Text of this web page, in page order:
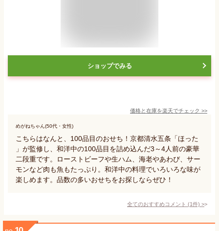
ショップでみる
価格と在庫を楽天でチェック >>
めがねちゃん(50代・女性)
こちらはなんと、100品目のおせち！京都清水五条「ほった
」が監修し、和洋中の100品目を詰め込んだ3～4人前の豪華
二段重です。ローストビーフや生ハム、海老やあわび、サー
モンなど肉も魚もたっぷり。和洋中の料理でいろいろな味が
楽しめます。品数の多いおせちをお探しならぜひ！
全てのおすすめコメント (1件) >